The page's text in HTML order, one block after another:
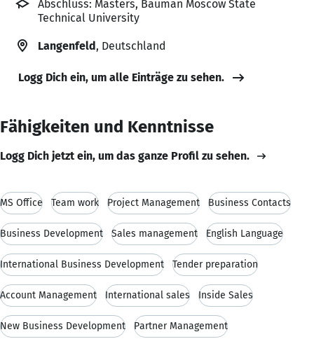
Abschluss: Masters, Bauman Moscow State
Technical University
Langenfeld, Deutschland
Logg Dich ein, um alle Einträge zu sehen.
Fähigkeiten und Kenntnisse
Logg Dich jetzt ein, um das ganze Profil zu sehen.
MS Office Team work Project Management Business Contacts
Business Development Sales management English Language
International Business Development Tender preparation
Account Management International sales Inside Sales
New Business Development Partner Management